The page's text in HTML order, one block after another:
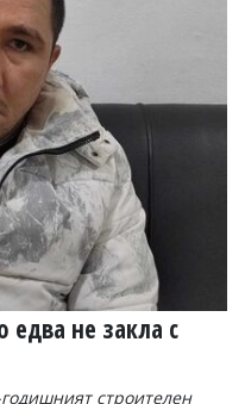
не закла с
строителен